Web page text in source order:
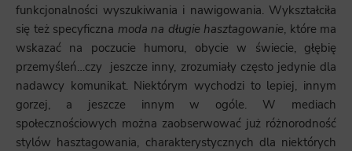
funkcjonalności wyszukiwania i nawigowania. Wykształciła
się też specyficzna moda na długie hasztagowanie, które ma
wskazać na poczucie humoru, obycie w świecie, głębię
przemyśleń…czy jeszcze inny, zrozumiały często jedynie dla
nadawcy komunikat. Niektórym wychodzi to lepiej, innym
gorzej, a jeszcze innym w ogóle. W mediach
społecznościowych można zaobserwować już różnorodność
stylów hasztagowania, charakterystycznych dla niektórych